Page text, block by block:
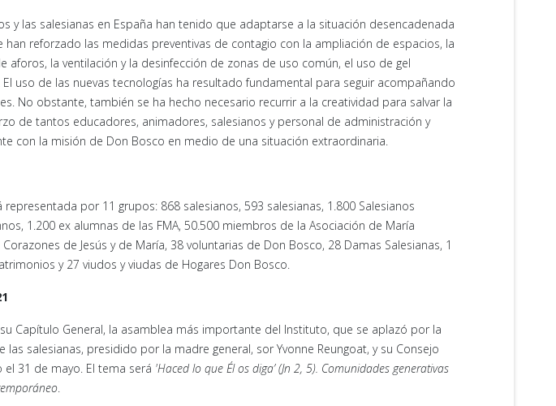
y las salesianas en España han tenido que adaptarse a la situación desencadenada
han reforzado las medidas preventivas de contagio con la ampliación de espacios, la
aforos, la ventilación y la desinfección de zonas de uso común, el uso de gel
uso de las nuevas tecnologías ha resultado fundamental para seguir acompañando
No obstante, también se ha hecho necesario recurrir a la creatividad para salvar la
de tantos educadores, animadores, salesianos y personal de administración y
con la misión de Don Bosco en medio de una situación extraordinaria.
representada por 11 grupos: 868 salesianos, 593 salesianas, 1.800 Salesianos
1.200 ex alumnas de las FMA, 50.500 miembros de la Asociación de María
de Jesús y de María, 38 voluntarias de Don Bosco, 28 Damas Salesianas, 1
y 27 viudos y viudas de Hogares Don Bosco.
Capítulo General, la asamblea más importante del Instituto, que se aplazó por la
las salesianas, presidido por la madre general, sor Yvonne Reungoat, y su Consejo
el 31 de mayo. El tema será 'Haced lo que Él os diga’ (Jn 2, 5). Comunidades generativas
.